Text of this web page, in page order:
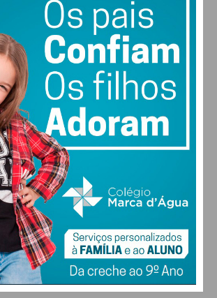
DOM
29°
SEG
29
TER
DE SERVIÇO EM PAÇOS DE